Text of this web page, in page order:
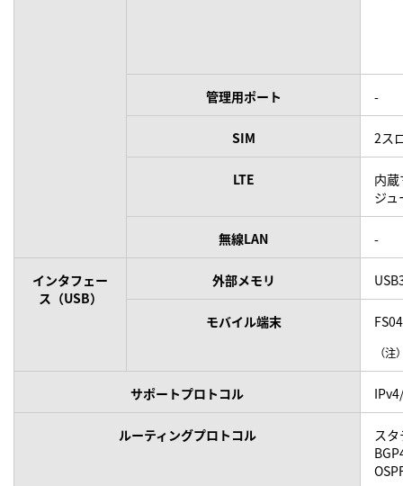
管理用ポート -
SIM 2ス
LTE
内
ジュ
無線LAN -
インタフェー
ス（USB）
外部メモリ
モバイル端末
（注
サポートプロトコル
ルーティングプロトコル
スタ